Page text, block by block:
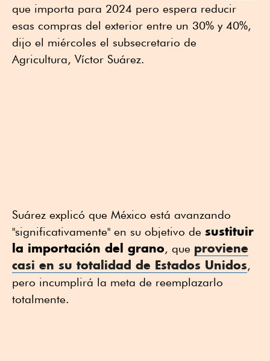
que importa para 2024 pero espera reducir
esas compras del exterior entre un 30% y 40%,
dijo el miércoles el subsecretario de
Agricultura, Víctor Suárez.
Suárez explicó que México está avanzando
"significativamente" en su objetivo de sustituir
la importación del grano, que proviene
casi en su totalidad de Estados Unidos,
pero incumplirá la meta de reemplazarlo
totalmente.